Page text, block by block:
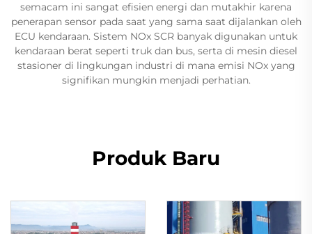
semacam ini sangat efisien energi dan mutakhir karena
penerapan sensor pada saat yang sama saat dijalankan oleh
ECU kendaraan. Sistem NOx SCR banyak digunakan untuk
kendaraan berat seperti truk dan bus, serta di mesin diesel
stasioner di lingkungan industri di mana emisi NOx yang
signifikan mungkin menjadi perhatian.
Produk Baru